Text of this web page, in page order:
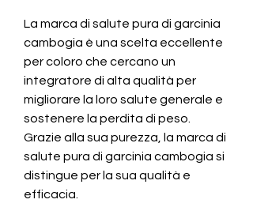
La marca di salute pura di garcinia
cambogia è una scelta eccellente
per coloro che cercano un
integratore di alta qualità per
migliorare la loro salute generale e
sostenere la perdita di peso.
Grazie alla sua purezza, la marca di
salute pura di garcinia cambogia si
distingue per la sua qualità e
efficacia.